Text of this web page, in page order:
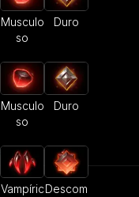
Musculo
so
Duro
Musculo
so
Duro
VampíricDescom